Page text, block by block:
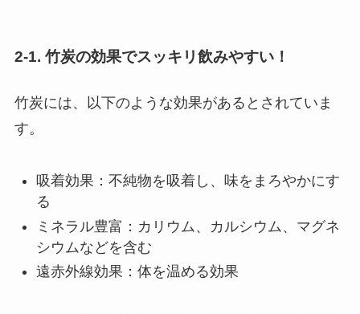
2-1. 竹炭の効果でスッキリ飲みやすい！
竹炭には、以下のような効果があるとされていま
す。
吸着効果：不純物を吸着し、味をまろやかにす
る
ミネラル豊富：カリウム、カルシウム、マグネ
シウムなどを含む
遠赤外線効果：体を温める効果